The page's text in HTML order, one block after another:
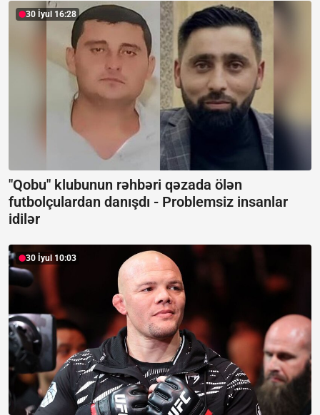
30 İyul 16:28
"Qobu" klubunun rəhbəri qəzada ölən
futbolçulardan danışdı - Problemsiz insanlar
idilər
30 İyul 10:03